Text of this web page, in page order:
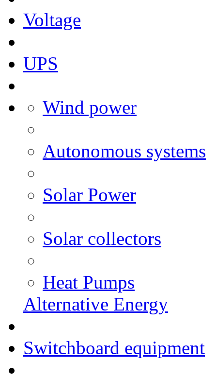
Voltage
UPS
Wind power
Autonomous systems
Solar Power
Solar collectors
Heat Pumps
Alternative Energy
Switchboard equipment